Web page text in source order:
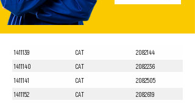
1411139 CAT
2082144
1411140
CAT
2082236
1411141
CAT
2082505
1411152
CAT
2082619